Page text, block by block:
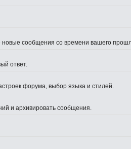
сообщения со времени вашего
ответ.
форума, выбор языка и стилей.
и архивировать сообщения.